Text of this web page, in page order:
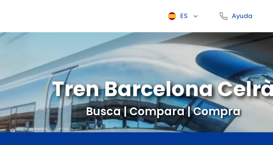
ES Ayuda
Busca | Compara | Compra
Tren Barcelona